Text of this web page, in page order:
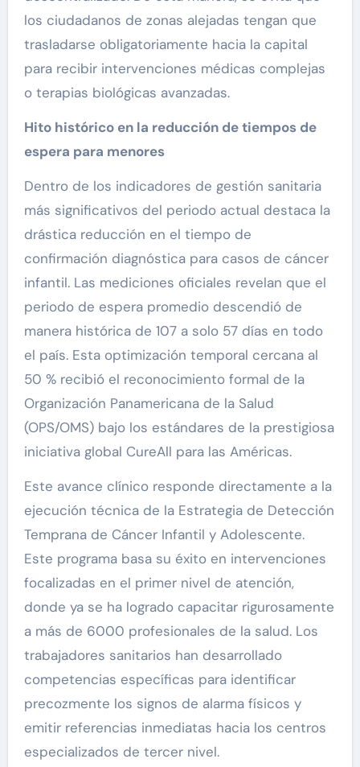
los ciudadanos de zonas alejadas tengan que
trasladarse obligatoriamente hacia la capital
para recibir intervenciones médicas complejas
o terapias biológicas avanzadas.
Hito histórico en la reducción de tiempos de
espera para menores
Dentro de los indicadores de gestión sanitaria
más significativos del periodo actual destaca la
drástica reducción en el tiempo de
confirmación diagnóstica para casos de cáncer
infantil. Las mediciones oficiales revelan que el
periodo de espera promedio descendió de
manera histórica de 107 a solo 57 días en todo
el país. Esta optimización temporal cercana al
50 % recibió el reconocimiento formal de la
Organización Panamericana de la Salud
(OPS/OMS) bajo los estándares de la prestigiosa
iniciativa global CureAll para las Américas.
Este avance clínico responde directamente a la
ejecución técnica de la Estrategia de Detección
Temprana de Cáncer Infantil y Adolescente.
Este programa basa su éxito en intervenciones
focalizadas en el primer nivel de atención,
donde ya se ha logrado capacitar rigurosamente
a más de 6000 profesionales de la salud. Los
trabajadores sanitarios han desarrollado
competencias específicas para identificar
precozmente los signos de alarma físicos y
emitir referencias inmediatas hacia los centros
especializados de tercer nivel.